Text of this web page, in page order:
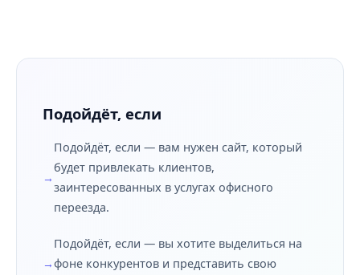
Подойдёт, если
Подойдёт, если — вам нужен сайт, который
будет привлекать клиентов,
заинтересованных в услугах офисного
переезда.
Подойдёт, если — вы хотите выделиться на
фоне конкурентов и представить свою